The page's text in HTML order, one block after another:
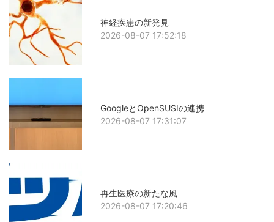
神経疾患の新発見
2026-08-07 17:52:18
GoogleとOpenSUSIの連携
2026-08-07 17:31:07
再生医療の新たな風
2026-08-07 17:20:46